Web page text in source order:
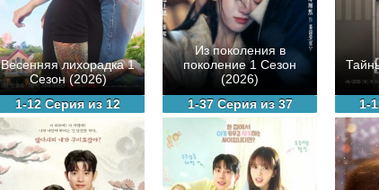
Весенняя лихорадка 1
Сезон (2026)
1-12 Серия из 12
Из поколения в
поколение 1 Сезон
(2026)
1-37 Серия из 37
1-